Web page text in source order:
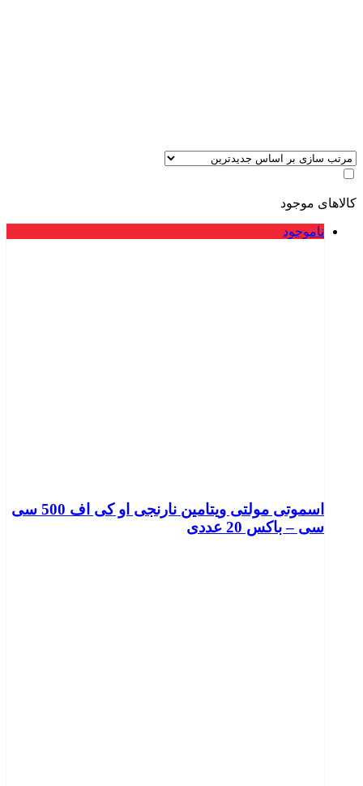
کالاهای موجود
ناموجود
اسموتی مولتی ویتامین نارنجی او کی اف 500 سی
سی – باکس 20 عددی